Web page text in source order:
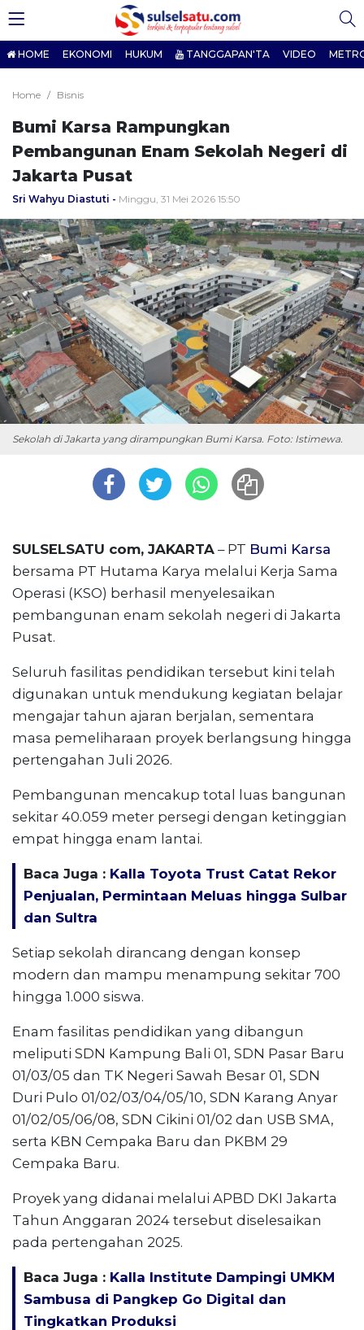
HOME EKONOMI HUKUM TANGGAPAN'TA VIDEO
Home Bisnis
Bumi Karsa Rampungkan
Pembangunan Enam Sekolah Negeri di
Jakarta Pusat
Sri Wahyu Diastuti Minggu, 31 Mei 2026 15:50
Sekolah di Jakarta yang dirampungkan Bumi Karsa. Foto: Istimewa.
SULSELSATU com, JAKARTA – PT Bumi Karsa
bersama PT Hutama Karya melalui Kerja Sama
Operasi (KSO) berhasil menyelesaikan
pembangunan enam sekolah negeri di Jakarta
Pusat.
Seluruh fasilitas pendidikan tersebut kini telah
digunakan untuk mendukung kegiatan belajar
mengajar tahun ajaran berjalan, sementara
masa pemeliharaan proyek berlangsung hingga
pertengahan Juli 2026.
Pembangunan mencakup total luas bangunan
sekitar 40.059 meter persegi dengan ketinggian
empat hingga enam lantai.
Baca Juga : Kalla Toyota Trust Catat Rekor
Penjualan, Permintaan Meluas hingga Sulbar
dan Sultra
Setiap sekolah dirancang dengan konsep
modern dan mampu menampung sekitar 700
hingga 1.000 siswa.
Enam fasilitas pendidikan yang dibangun
meliputi SDN Kampung Bali 01, SDN Pasar Baru
01/03/05 dan TK Negeri Sawah Besar 01, SDN
Duri Pulo 01/02/03/04/05/10, SDN Karang Anyar
01/02/05/06/08, SDN Cikini 01/02 dan USB SMA,
serta KBN Cempaka Baru dan PKBM 29
Cempaka Baru.
Proyek yang didanai melalui APBD DKI Jakarta
Tahun Anggaran 2024 tersebut diselesaikan
pada pertengahan 2025.
Baca Juga : Kalla Institute Dampingi UMKM
Sambusa di Pangkep Go Digital dan
Tingkatkan Produksi